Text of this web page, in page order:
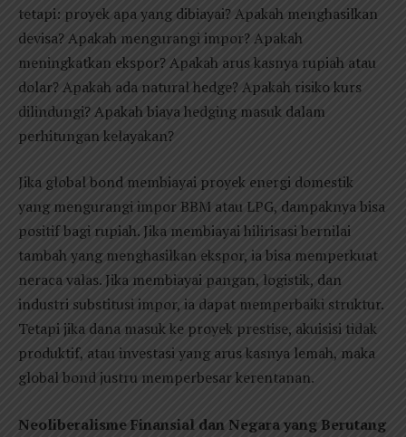
tetapi: proyek apa yang dibiayai? Apakah menghasilkan
devisa? Apakah mengurangi impor? Apakah
meningkatkan ekspor? Apakah arus kasnya rupiah atau
dolar? Apakah ada natural hedge? Apakah risiko kurs
dilindungi? Apakah biaya hedging masuk dalam
perhitungan kelayakan?
Jika global bond membiayai proyek energi domestik
yang mengurangi impor BBM atau LPG, dampaknya bisa
positif bagi rupiah. Jika membiayai hilirisasi bernilai
tambah yang menghasilkan ekspor, ia bisa memperkuat
neraca valas. Jika membiayai pangan, logistik, dan
industri substitusi impor, ia dapat memperbaiki struktur.
Tetapi jika dana masuk ke proyek prestise, akuisisi tidak
produktif, atau investasi yang arus kasnya lemah, maka
global bond justru memperbesar kerentanan.
Neoliberalisme Finansial dan Negara yang Berutang